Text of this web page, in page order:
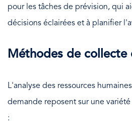
pour les tâches de prévision, qui
décisions éclairées et à planifier
Méthodes de collecte
L'analyse des ressources
demande reposent sur une
: